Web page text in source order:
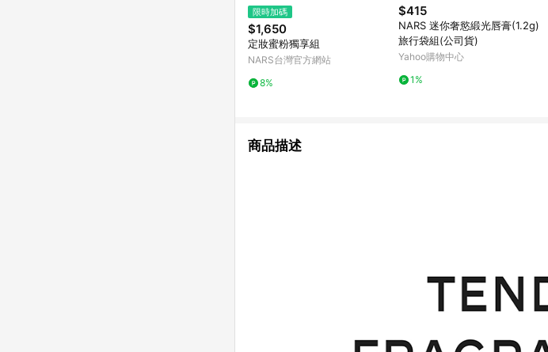
限時加碼
$1,650
定妝蜜粉獨享組
NARS台灣官方網站
8%
$415
NARS 迷你奢慾緞光唇膏(1.2g)
旅行袋組(公司貨)
Yahoo購物中心
1%
商品描述